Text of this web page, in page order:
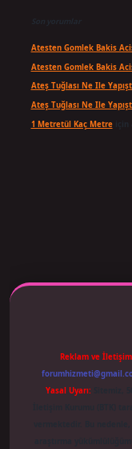
Son yorumlar
Atesten Gomlek Bakis
Atesten Gomlek Bakis
Ateş Tuğlası Ne Ile
Ateş Tuğlası Ne Ile
1 Metretül Kaç Metreiçin
Reklam ve
Yasal Uyarı: